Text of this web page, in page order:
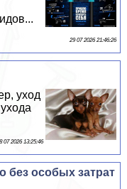
29 07 2026 21:46:26
уход
07 2026 13:25:46
без особых затрат